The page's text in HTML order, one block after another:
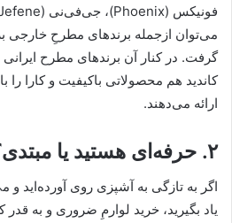
می‌توان ازجمله برندهای مطرحِ خارجی
گرفت. در کنار آن برندهای مطرح
کاندید هم محصولاتی باکیفیت و کارا را
ارائه می‌دهند.
۲. حرفه‌ای هستید یا مبتدی؟
اگر به تازگی به آشپزی روی آورده‌اید و
یاد بگیرید، خرید لوارمِ ضروری و به قدر